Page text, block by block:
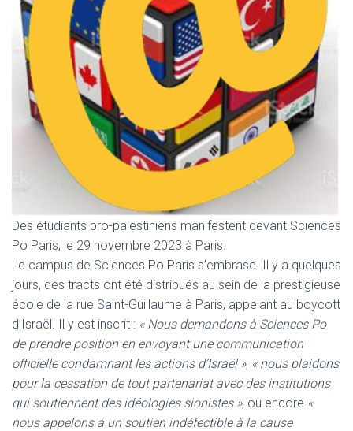
Des étudiants pro-palestiniens manifestent devant Sciences
Po Paris, le 29 novembre 2023 à Paris.
Le campus de Sciences Po Paris s’embrase. Il y a quelques
jours, des tracts ont été distribués au sein de la prestigieuse
école de la rue Saint-Guillaume à Paris, appelant au boycott
d’Israël. Il y est inscrit : « Nous demandons à Sciences Po
de prendre position en envoyant une communication
officielle condamnant les actions d’Israël », « nous plaidons
pour la cessation de tout partenariat avec des institutions
qui soutiennent des idéologies sionistes », ou encore «
nous appelons à un soutien indéfectible à la cause